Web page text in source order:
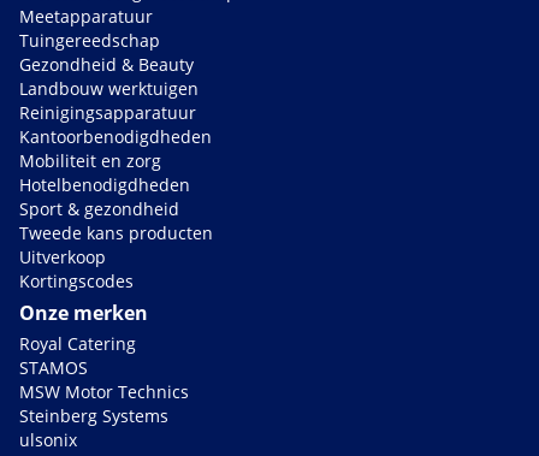
Meetapparatuur
Tuingereedschap
Gezondheid & Beauty
Landbouw werktuigen
Reinigingsapparatuur
Kantoorbenodigdheden
Mobiliteit en zorg
Hotelbenodigdheden
Sport & gezondheid
Tweede kans producten
Uitverkoop
Kortingscodes
Onze merken
Royal Catering
STAMOS
MSW Motor Technics
Steinberg Systems
ulsonix